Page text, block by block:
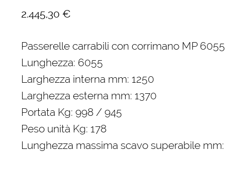
2.445,30 €
Passerelle carrabili con corrimano MP
Lunghezza: 6055
Larghezza interna mm: 1250
Larghezza esterna mm: 1370
Portata Kg: 998 / 945
Peso unità Kg: 178
Lunghezza massima scavo superabile